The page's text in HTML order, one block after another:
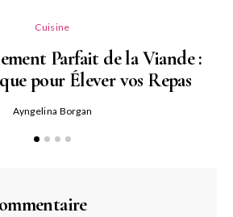
Cuisine
Parfait de la Viande :
pour Élever vos Repas
Ayngelina Borgan